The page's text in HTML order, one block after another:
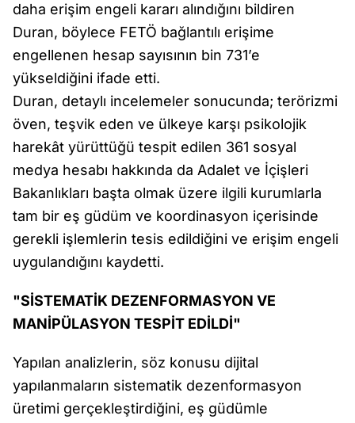
daha erişim engeli kararı alındığını bildiren
Duran, böylece FETÖ bağlantılı erişime
engellenen hesap sayısının bin 731’e
yükseldiğini ifade etti.
Duran, detaylı incelemeler sonucunda; terörizmi
öven, teşvik eden ve ülkeye karşı psikolojik
harekât yürüttüğü tespit edilen 361 sosyal
medya hesabı hakkında da Adalet ve İçişleri
Bakanlıkları başta olmak üzere ilgili kurumlarla
tam bir eş güdüm ve koordinasyon içerisinde
gerekli işlemlerin tesis edildiğini ve erişim engeli
uygulandığını kaydetti.
"SİSTEMATİK DEZENFORMASYON VE
MANİPÜLASYON TESPİT EDİLDİ"
Yapılan analizlerin, söz konusu dijital
yapılanmaların sistematik dezenformasyon
üretimi gerçekleştirdiğini, eş güdümle